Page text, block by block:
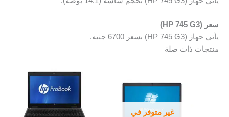
سعر (HP 745 G3)
يأتي جهاز (HP 745 G3) بسعر 6700 جنيه.
منتجات ذات صلة
غير متوفر في